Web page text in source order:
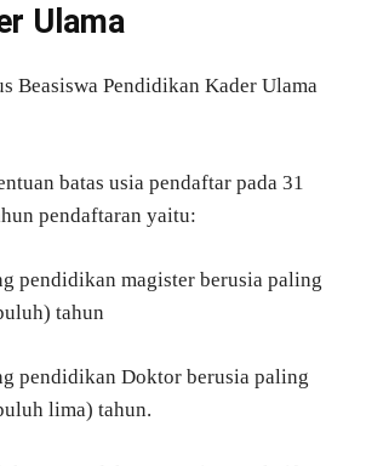
Ulama
Beasiswa Pendidikan Kader Ulama
batas usia pendaftar pada 31
pendaftaran yaitu:
pendidikan magister berusia paling
tahun
pendidikan Doktor berusia paling
lima) tahun.